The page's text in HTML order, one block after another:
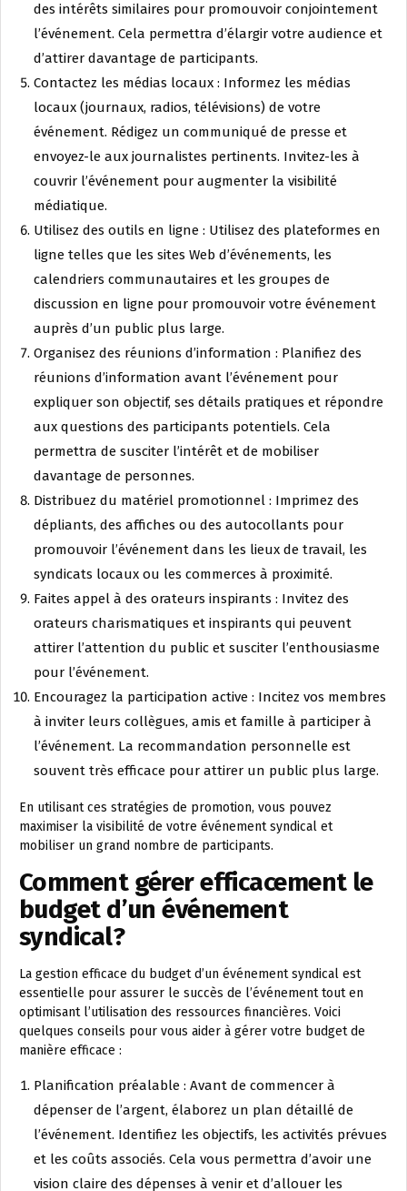
des intérêts similaires pour promouvoir conjointement
l’événement. Cela permettra d’élargir votre audience et
d’attirer davantage de participants.
Contactez les médias locaux : Informez les médias
locaux (journaux, radios, télévisions) de votre
événement. Rédigez un communiqué de presse et
envoyez-le aux journalistes pertinents. Invitez-les à
couvrir l’événement pour augmenter la visibilité
médiatique.
Utilisez des outils en ligne : Utilisez des plateformes en
ligne telles que les sites Web d’événements, les
calendriers communautaires et les groupes de
discussion en ligne pour promouvoir votre événement
auprès d’un public plus large.
Organisez des réunions d’information : Planifiez des
réunions d’information avant l’événement pour
expliquer son objectif, ses détails pratiques et répondre
aux questions des participants potentiels. Cela
permettra de susciter l’intérêt et de mobiliser
davantage de personnes.
Distribuez du matériel promotionnel : Imprimez des
dépliants, des affiches ou des autocollants pour
promouvoir l’événement dans les lieux de travail, les
syndicats locaux ou les commerces à proximité.
Faites appel à des orateurs inspirants : Invitez des
orateurs charismatiques et inspirants qui peuvent
attirer l’attention du public et susciter l’enthousiasme
pour l’événement.
Encouragez la participation active : Incitez vos membres
à inviter leurs collègues, amis et famille à participer à
l’événement. La recommandation personnelle est
souvent très efficace pour attirer un public plus large.
En utilisant ces stratégies de promotion, vous pouvez
maximiser la visibilité de votre événement syndical et
mobiliser un grand nombre de participants.
Comment gérer efficacement le
budget d’un événement
syndical?
La gestion efficace du budget d’un événement syndical est
essentielle pour assurer le succès de l’événement tout en
optimisant l’utilisation des ressources financières. Voici
quelques conseils pour vous aider à gérer votre budget de
manière efficace :
Planification préalable : Avant de commencer à
dépenser de l’argent, élaborez un plan détaillé de
l’événement. Identifiez les objectifs, les activités prévues
et les coûts associés. Cela vous permettra d’avoir une
vision claire des dépenses à venir et d’allouer les